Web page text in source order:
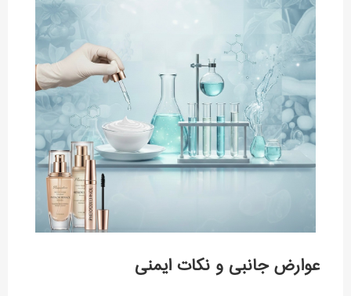
عوارض جانبی و نکات ایمنی